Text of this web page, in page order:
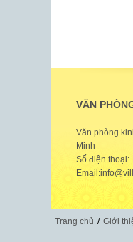
VĂN
Văn phòng
Minh
Số điện thoại:
Trang chủ / Giới